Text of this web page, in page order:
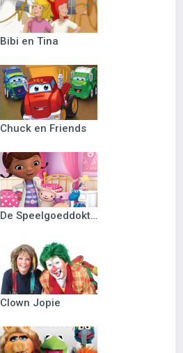
Bibi en Tina
Chuck en Friends
De Speelgoeddokter
Clown Jopie